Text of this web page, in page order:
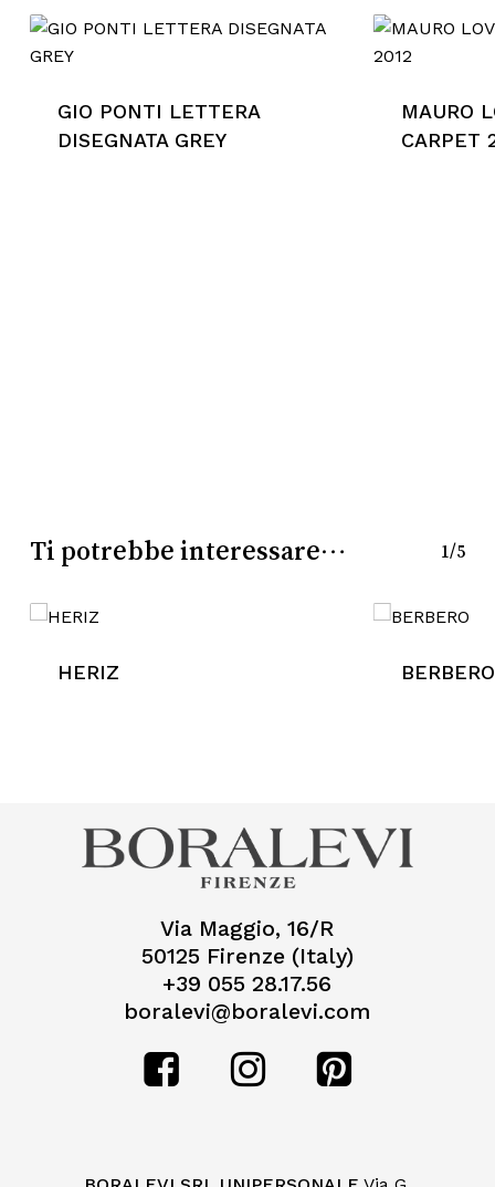
GIO PONTI LETTERA
DISEGNATA GREY
MAURO
CARPET
Ti potrebbe interessare… 1/5
HERIZ BERBERO
Via Maggio, 16/R
50125 Firenze (Italy)
+39 055 28.17.56
boralevi@boralevi.com